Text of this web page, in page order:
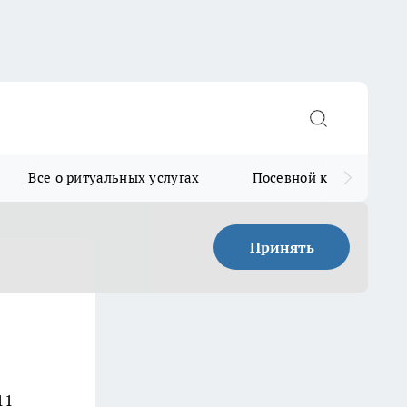
Все о ритуальных услугах Посевной календарь
Принять